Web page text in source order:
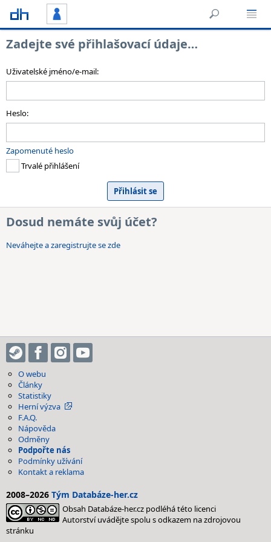
Zadejte své přihlašovací údaje…
Uživatelské jméno/e-mail:
Heslo:
Zapomenuté heslo
Trvalé přihlášení
Dosud nemáte svůj účet?
Neváhejte a zaregistrujte se zde
O webu
Články
Statistiky
Herní výzva
F.A.Q.
Nápověda
Odměny
Podpořte nás
Podmínky užívání
Kontakt a reklama
2008–2026 Tým Databáze-her.cz
Obsah Databáze-her.cz podléhá této licenci
Autorství uvádějte spolu s odkazem na zdrojovou
stránku